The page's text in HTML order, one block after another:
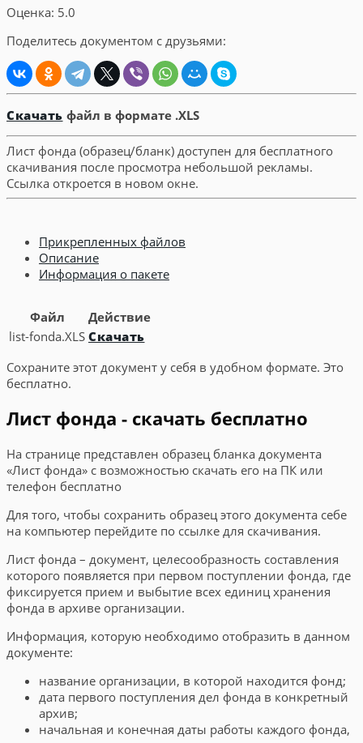
Оценка: 5.0
Поделитесь документом с друзьями:
Скачать файл в формате .XLS
Лист фонда (образец/бланк) доступен для бесплатного
скачивания после просмотра небольшой рекламы.
Ссылка откроется в новом окне.
Прикрепленных файлов
Описание
Информация о пакете
Файл
Действие
list-fonda.XLS Скачать
Сохраните этот документ у себя в удобном формате. Это
бесплатно.
Лист фонда - скачать бесплатно
На странице представлен образец бланка документа
«Лист фонда» с возможностью скачать его на ПК или
телефон бесплатно
Для того, чтобы сохранить образец этого документа себе
на компьютер перейдите по ссылке для скачивания.
Лист фонда – документ, целесообразность составления
которого появляется при первом поступлении фонда, где
фиксируется прием и выбытие всех единиц хранения
фонда в архиве организации.
Информация, которую необходимо отобразить в данном
документе:
название организации, в которой находится фонд;
дата первого поступления дел фонда в конкретный
архив;
начальная и конечная даты работы каждого фонда,